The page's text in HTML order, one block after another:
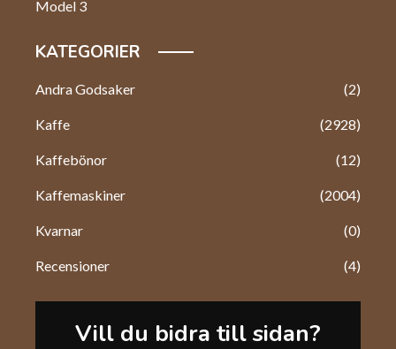
KATEGORIER
Andra Godsaker (2)
Kaffe (2928)
Kaffebönor (12)
Kaffemaskiner (2004)
Kvarnar (0)
Recensioner (4)
Vill du bidra till sidan?